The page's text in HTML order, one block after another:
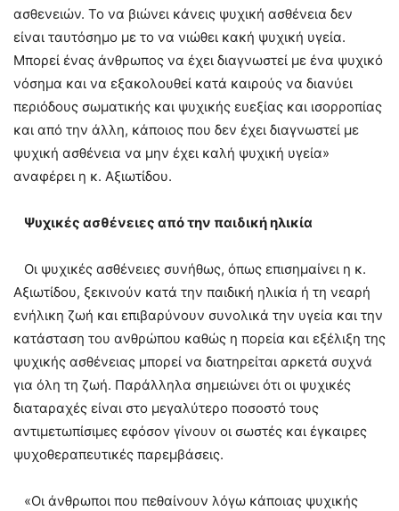
ασθενειών. Το να βιώνει κάνεις ψυχική ασθένεια δεν
είναι ταυτόσημο με το να νιώθει κακή ψυχική υγεία.
Μπορεί ένας άνθρωπος να έχει διαγνωστεί με ένα ψυχικό
νόσημα και να εξακολουθεί κατά καιρούς να διανύει
περιόδους σωματικής και ψυχικής ευεξίας και ισορροπίας
και από την άλλη, κάποιος που δεν έχει διαγνωστεί με
ψυχική ασθένεια να μην έχει καλή ψυχική υγεία»
αναφέρει η κ. Αξιωτίδου.
Ψυχικές ασθένειες από την παιδική ηλικία
Οι ψυχικές ασθένειες συνήθως, όπως επισημαίνει η κ.
Αξιωτίδου, ξεκινούν κατά την παιδική ηλικία ή τη νεαρή
ενήλικη ζωή και επιβαρύνουν συνολικά την υγεία και την
κατάσταση του ανθρώπου καθώς η πορεία και εξέλιξη της
ψυχικής ασθένειας μπορεί να διατηρείται αρκετά συχνά
για όλη τη ζωή. Παράλληλα σημειώνει ότι οι ψυχικές
διαταραχές είναι στο μεγαλύτερο ποσοστό τους
αντιμετωπίσιμες εφόσον γίνουν οι σωστές και έγκαιρες
ψυχοθεραπευτικές παρεμβάσεις.
«Οι άνθρωποι που πεθαίνουν λόγω κάποιας ψυχικής